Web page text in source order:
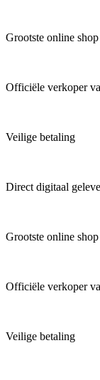
Grootste online
Officiële verkoper
Veilige betaling
Direct digitaal
Grootste online
Officiële verkoper
Veilige betaling